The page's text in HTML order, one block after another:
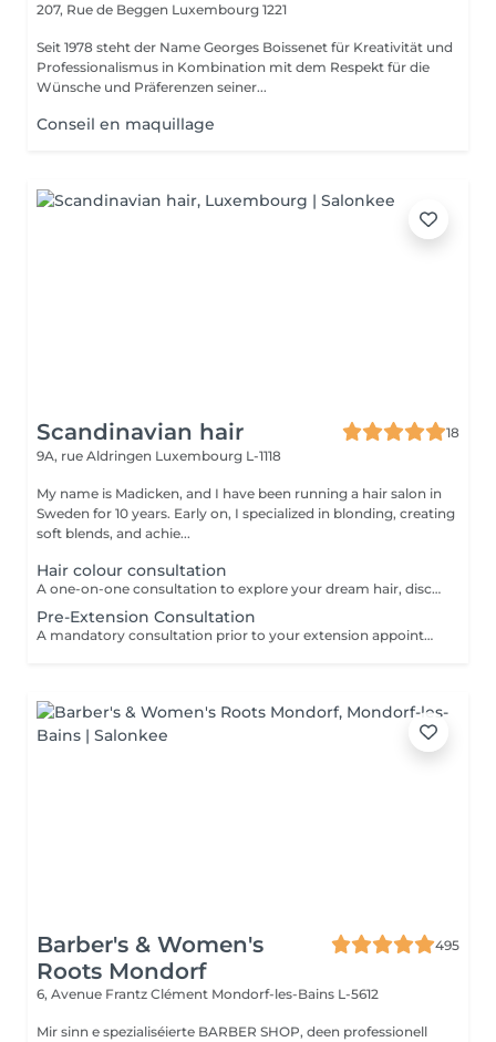
207, Rue de Beggen Luxembourg 1221
Seit 1978 steht der Name Georges Boissenet für Kreativität und
Professionalismus in Kombination mit dem Respekt für die
Wünsche und Präferenzen seiner...
Conseil en maquillage
Scandinavian hair
18
9A, rue Aldringen Luxembourg L-1118
My name is Madicken, and I have been running a hair salon in
Sweden for 10 years. Early on, I specialized in blonding, creating
soft blends, and achie...
Hair colour consultation
A one-on-one consultation to explore your dream hair, discuss colour possibilities, pricing, and create a tailored plan to achieve the best result for you.
Pre-Extension Consultation
A mandatory consultation prior to your extension appointment. During this session we will assess your hair, discuss your desired look, color match, and determine the right amount of hair needed. This ensures a flawless result and allows us to order the perfect extensions for you. Please note: installation cannot be booked without a consultation first
Barber's & Women's
Roots Mondorf
495
6, Avenue Frantz Clément Mondorf-les-Bains L-5612
Mir sinn e spezialiséierte BARBER SHOP, deen professionell